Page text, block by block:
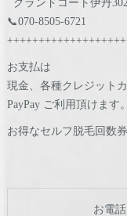
グランドコート伊丹302
📞070-8505-6721
お支払は
現金、各種クレジットカ
PayPay ご利用頂けます。
お得なセルフ脱毛回数
お電